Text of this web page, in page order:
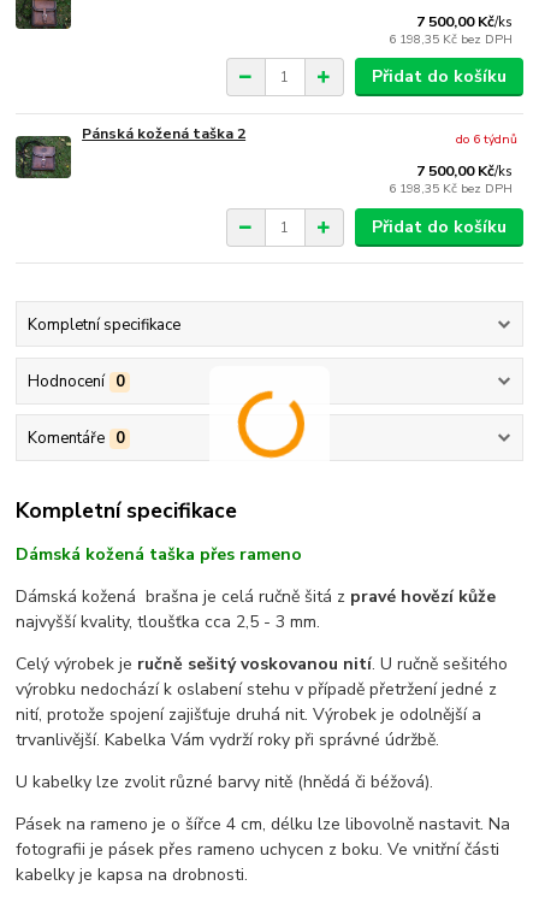
7 500,00 Kč/ks
6 198,35 Kč bez DPH
Přidat do košíku
Pánská kožená taška 2
7 500,00 Kč/ks
6 198,35 Kč bez DPH
do 6 týdnů
Přidat do košíku
Kompletní specifikace
Hodnocení 0
Komentáře 0
Kompletní specifikace
Dámská kožená taška přes rameno
Dámská kožená brašna je celá ručně šitá z pravé hovězí kůže
najvyšší kvality, tloušťka cca 2,5 - 3 mm.
Celý výrobek je ručně sešitý voskovanou nití. U ručně sešitého
výrobku nedochází k oslabení stehu v případě přetržení jedné z
nití, protože spojení zajišťuje druhá nit. Výrobek je odolnější a
trvanlivější. Kabelka Vám vydrží roky při správné údržbě.
U kabelky lze zvolit různé barvy nitě (hnědá či béžová).
Pásek na rameno je o šířce 4 cm, délku lze libovolně nastavit. Na
fotografii je pásek přes rameno uchycen z boku. Ve vnitřní části
kabelky je kapsa na drobnosti.